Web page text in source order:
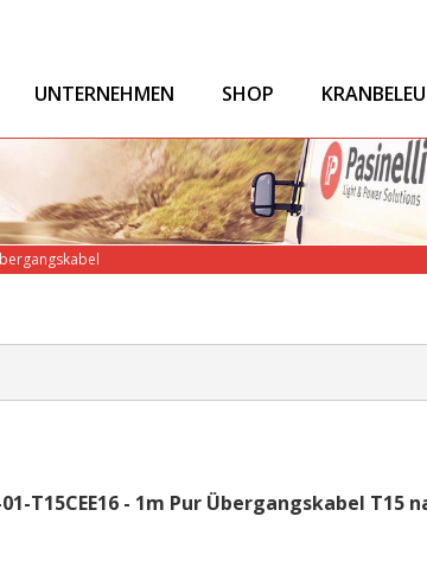
UNTERNEHMEN SHOP
T15CEE16 - 1m Pur Übergangskabel T15